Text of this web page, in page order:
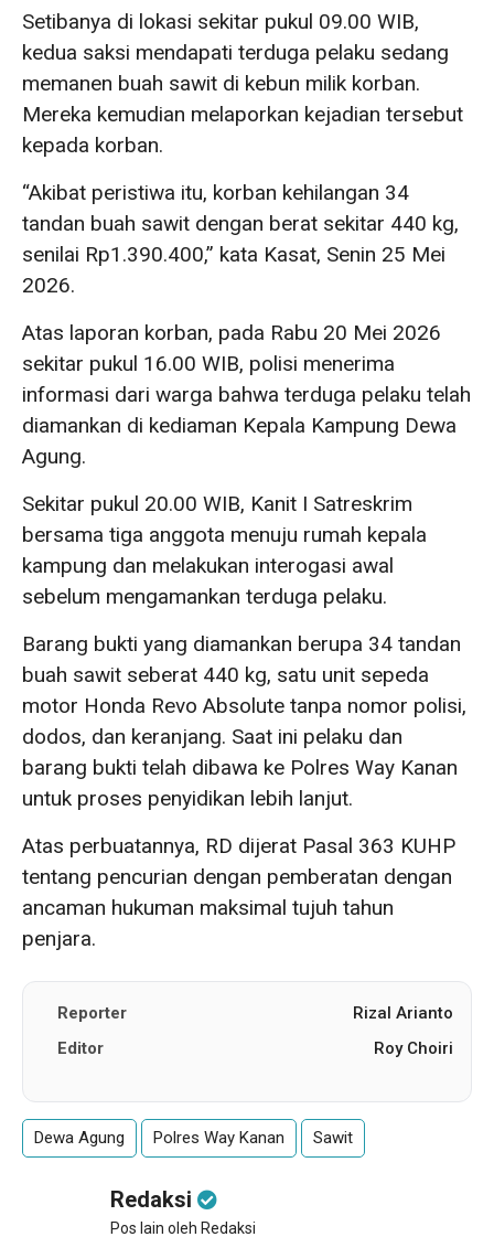
Setibanya di lokasi sekitar pukul 09.00 WIB,
kedua saksi mendapati terduga pelaku sedang
memanen buah sawit di kebun milik korban.
Mereka kemudian melaporkan kejadian tersebut
kepada korban.
“Akibat peristiwa itu, korban kehilangan 34
tandan buah sawit dengan berat sekitar 440 kg,
senilai Rp1.390.400,” kata Kasat, Senin 25 Mei
2026.
Atas laporan korban, pada Rabu 20 Mei 2026
sekitar pukul 16.00 WIB, polisi menerima
informasi dari warga bahwa terduga pelaku telah
diamankan di kediaman Kepala Kampung Dewa
Agung.
Sekitar pukul 20.00 WIB, Kanit I Satreskrim
bersama tiga anggota menuju rumah kepala
kampung dan melakukan interogasi awal
sebelum mengamankan terduga pelaku.
Barang bukti yang diamankan berupa 34 tandan
buah sawit seberat 440 kg, satu unit sepeda
motor Honda Revo Absolute tanpa nomor polisi,
dodos, dan keranjang. Saat ini pelaku dan
barang bukti telah dibawa ke Polres Way Kanan
untuk proses penyidikan lebih lanjut.
Atas perbuatannya, RD dijerat Pasal 363 KUHP
tentang pencurian dengan pemberatan dengan
ancaman hukuman maksimal tujuh tahun
penjara.
Reporter
Rizal Arianto
Editor
Roy Choiri
Dewa Agung Polres Way Kanan Sawit
Redaksi
Pos lain oleh Redaksi